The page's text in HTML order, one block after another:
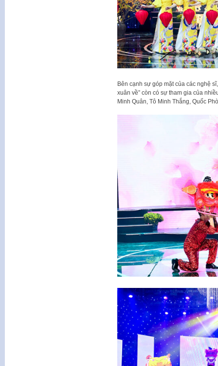
Bên cạnh sự góp mặt của các nghệ
xuân về” còn có sự tham gia của
Minh Quân, Tô Minh Thắng, Quốc